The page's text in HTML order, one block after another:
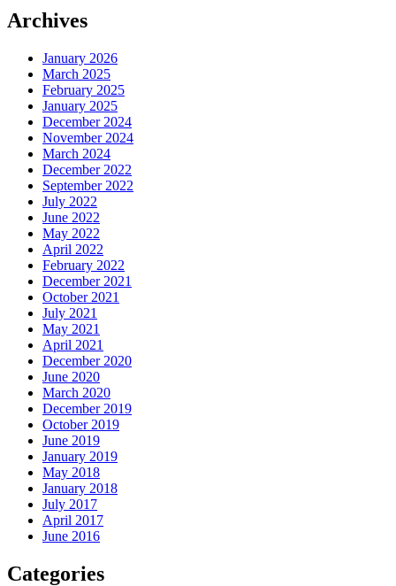
Archives
January 2026
March 2025
February 2025
January 2025
December 2024
November 2024
March 2024
December 2022
September 2022
July 2022
June 2022
May 2022
April 2022
February 2022
December 2021
October 2021
July 2021
May 2021
April 2021
December 2020
June 2020
March 2020
December 2019
October 2019
June 2019
January 2019
May 2018
January 2018
July 2017
April 2017
June 2016
Categories